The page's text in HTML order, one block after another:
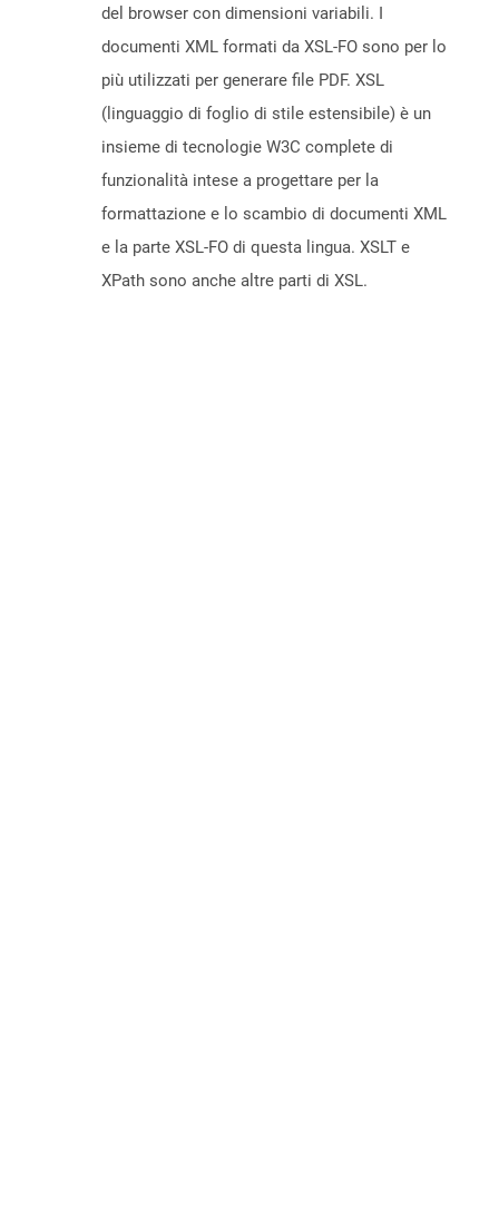
del browser con dimensioni variabili. I
documenti XML formati da XSL-FO sono per lo
più utilizzati per generare file PDF. XSL
(linguaggio di foglio di stile estensibile) è un
insieme di tecnologie W3C complete di
funzionalità intese a progettare per la
formattazione e lo scambio di documenti XML
e la parte XSL-FO di questa lingua. XSLT e
XPath sono anche altre parti di XSL.